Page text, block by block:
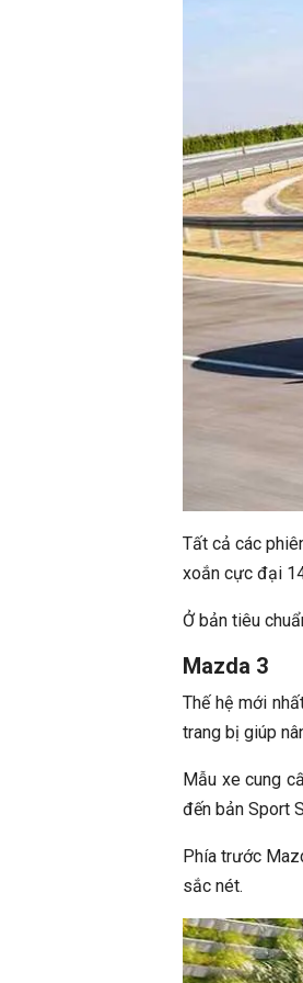
Tất cả các
xoắn cực đại
Ở bản tiêu
Mazda 3
Thế hệ mới
trang bị giúp
Mẫu xe cung
đến bản Sport
Phía trước
sắc nét.